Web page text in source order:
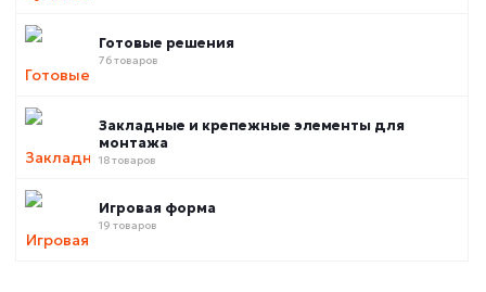
Готовые решения
76 товаров
Закладные и крепежные элементы для
монтажа
18 товаров
Игровая форма
19 товаров